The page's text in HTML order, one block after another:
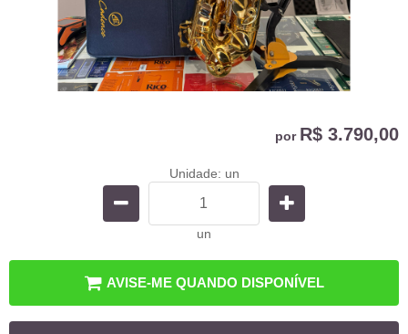
por R$ 3.790,00
Unidade: un
un
AVISE-ME QUANDO DISPONÍVEL